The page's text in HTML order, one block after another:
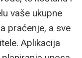
vaše ukupne
praćenje, a sve
Aplikacija